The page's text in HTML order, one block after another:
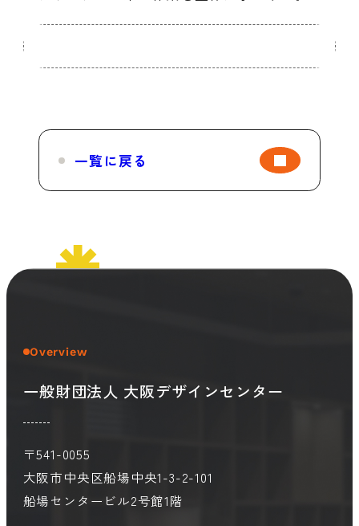
一覧に戻る
Overview
一般財団法人 大阪デザインセンター
〒541-0055
大阪市中央区船場中央1-3-2-101
船場センタービル2号館1階